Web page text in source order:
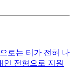
로는 티가 전혀 나
인 전형으로 지원